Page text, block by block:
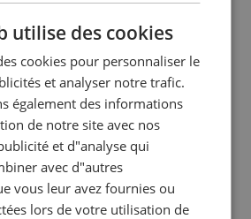
Pince à poutres KSBO
utilise des cookies
cookies pour personnaliser le
et analyser notre trafic.
également des informations
de notre site avec nos
et d"analyse qui
avec d"autres
vous leur avez fournies ou
lors de votre utilisation de